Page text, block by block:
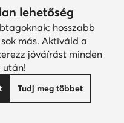
lehetőség
hosszabb
más. Aktiváld a
jóváírást minden
után!
Tudj meg többet